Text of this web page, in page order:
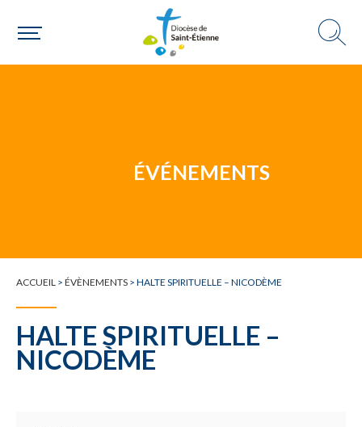
Un mouvementÉVÉNEMENTS
ACCUEIL > ÉVÈNEMENTS > HALTE SPIRITUELLE – NICODÈME
HALTE SPIRITUELLE –
NICODÈME